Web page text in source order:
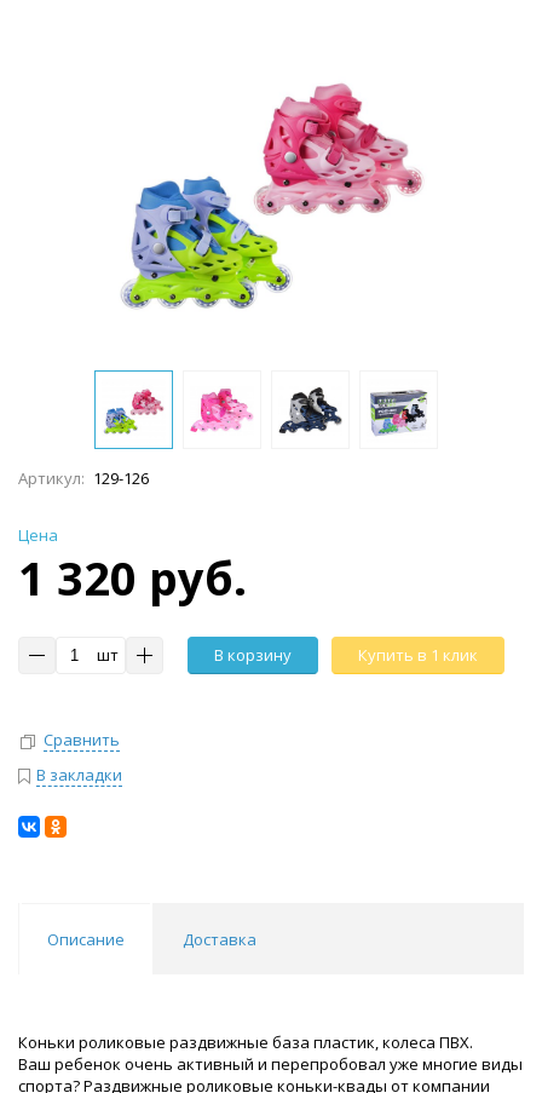
Артикул: 129-126
Цена
1 320 руб.
шт В корзину Купить в 1 клик
Сравнить
В закладки
Описание Доставка
Коньки роликовые раздвижные база пластик, колеса ПВХ.
Ваш ребенок очень активный и перепробовал уже многие виды
спорта? Раздвижные роликовые коньки-квады от компании